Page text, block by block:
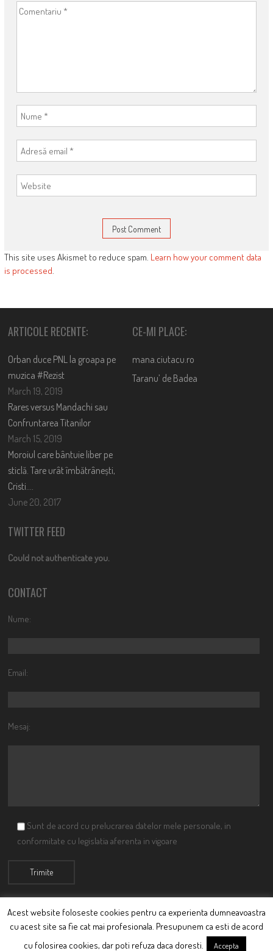
This site uses Akismet to reduce spam. Learn how your comment data
is processed.
ARTICOLE RECENTE:
Orban duce PNL la groapa pe
muzica #Rezist
March 19, 2019
Rares versus Mandachi sau
Confruntarea Titanilor
March 15, 2019
Moroiul care bântuie liber pe
sticlă. Tare urât îmbătrânești,
Cristi….
June 20, 2017
CE-MI PLACE:
mana.ciutacu.ro
Taranu’ de Badea
TWITTER FEED
Could not authenticate you.
CONTACT
Nume:
Email:
Mesaj:
Sunt de acord cu prelucrarea datelor mele personale, in
conformitate cu legislatia aferenta in vigoare
© Ciutacu 2015 Parte a Imperiului Ciutacesc.
Acest website foloseste cookies pentru ca experienta dumneavoastra
cu acest site sa fie cat mai profesionala. Presupunem ca esti de acord
cu folosirea cookies, dar poti refuza daca doresti.
Accepta